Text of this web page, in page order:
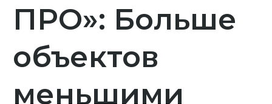
ПРО»: Больше
объектов
меньшими